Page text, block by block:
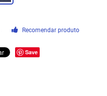
Recomendar produto
Save